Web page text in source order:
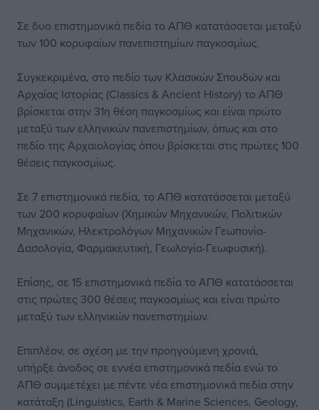
Σε δυο επιστημονικά πεδία το ΑΠΘ κατατάσσεται μεταξύ
των 100 κορυφαίων πανεπιστημίων παγκοσμίως.
Συγκεκριμένα, στο πεδίο των Κλασικών Σπουδών και
Αρχαίας Ιστορίας (Classics & Ancient History) το ΑΠΘ
βρίσκεται στην 31η θέση παγκοσμίως και είναι πρώτο
μεταξύ των ελληνικών πανεπιστημίων, όπως και στο
πεδίο της Αρχαιολογίας όπου βρίσκεται στις πρώτες 100
θέσεις παγκοσμίως.
Σε 7 επιστημονικά πεδία, το ΑΠΘ κατατάσσεται μεταξύ
των 200 κορυφαίων (Χημικών Μηχανικών, Πολιτικών
Μηχανικών, Ηλεκτρολόγων Μηχανικών Γεωπονία-
Δασολογία, Φαρμακευτική, Γεωλογία-Γεωφυσική).
Επίσης, σε 15 επιστημονικά πεδία το ΑΠΘ κατατάσσεται
στις πρώτες 300 θέσεις παγκοσμίως και είναι πρώτο
μεταξύ των ελληνικών πανεπιστημίων.
Επιπλέον, σε σχέση με την προηγούμενη χρονιά,
υπήρξε άνοδος σε εννέα επιστημονικά πεδία ενώ το
ΑΠΘ συμμετέχει με πέντε νέα επιστημονικά πεδία στην
κατάταξη (Linguistics, Earth & Marine Sciences, Geology,